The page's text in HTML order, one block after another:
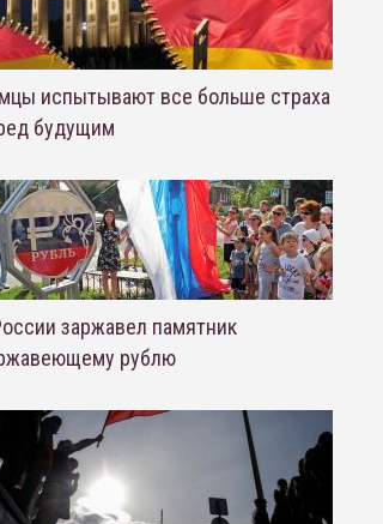
испытывают все больше страха
будущим
заржавел памятник
рублю